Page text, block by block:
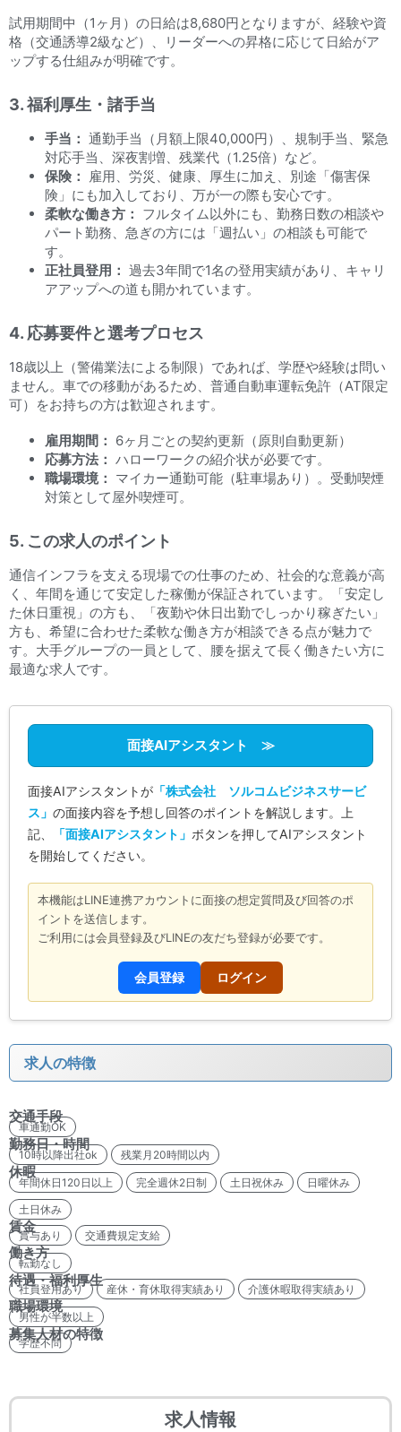
試用期間中（1ヶ月）の日給は8,680円となりますが、経験や資
格（交通誘導2級など）、リーダーへの昇格に応じて日給がア
ップする仕組みが明確です。
3. 福利厚生・諸手当
手当： 通勤手当（月額上限40,000円）、規制手当、緊急
対応手当、深夜割増、残業代（1.25倍）など。
保険：
雇用、労災、健康、厚生に加え、別途「傷害保
険」にも加入しており、万が一の際も安心です。
柔軟な働き方： フルタイム以外にも、勤務日数の相談や
パート勤務、急ぎの方には「週払い」の相談も可能で
す。
正社員登用： 過去3年間で1名の登用実績があり、キャリ
アアップへの道も開かれています。
4. 応募要件と選考プロセス
18歳以上（警備業法による制限）であれば、学歴や経験は問い
ません。車での移動があるため、普通自動車運転免許（AT限定
可）をお持ちの方は歓迎されます。
雇用期間： 6ヶ月ごとの契約更新（原則自動更新）
応募方法： ハローワークの紹介状が必要です。
職場環境： マイカー通勤可能（駐車場あり）。受動喫煙
対策として屋外喫煙可。
5. この求人のポイント
通信インフラを支える現場での仕事のため、社会的な意義が高
く、年間を通じて安定した稼働が保証されています。「安定し
た休日重視」の方も、「夜勤や休日出勤でしっかり稼ぎたい」
方も、希望に合わせた柔軟な働き方が相談できる点が魅力で
す。大手グループの一員として、腰を据えて長く働きたい方に
最適な求人です。
面接AIアシスタント ≫
面接AIアシスタントが 「株式会社 ソルコムビジネスサービ
ス」 の面接内容を予想し回答のポイントを解説します。上
記、
「面接AIアシスタント」 ボタンを押してAIアシスタント
を開始してください。
本機能はLINE連携アカウントに面接の想定質問及び回答のポ
イントを送信します。
ご利用には会員登録及びLINEの友だち登録が必要です。
会員登録 ログイン
求人の特徴
交通手段
車通勤OK
勤務日・時間
10時以降出社ok 残業月20時間以内
休暇
年間休日120日以上 完全週休2日制 土日祝休み
日曜休み
土日休み
賃金
賞与あり 交通費規定支給
働き方
転勤なし
待遇・福利厚生
社員登用あり 産休・育休取得実績あり 介護休暇取得実績あり
職場環境
男性が半数以上
募集人材の特徴
学歴不問
求人情報